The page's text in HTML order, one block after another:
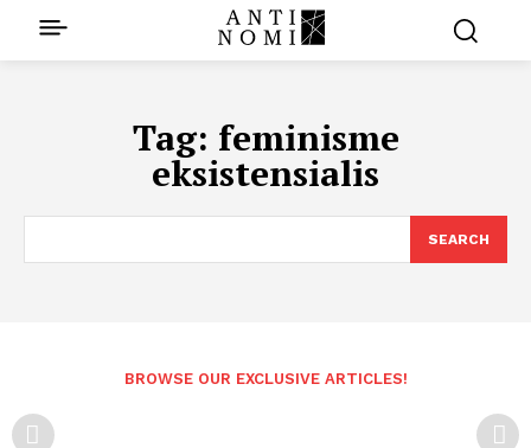
Tag: feminisme
eksistensialis
SEARCH
BROWSE OUR EXCLUSIVE ARTICLES!